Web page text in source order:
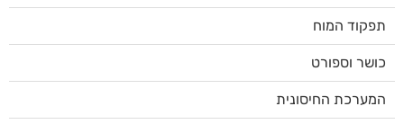
תפקוד המוח
כושר וספורט
המערכת החיסונית